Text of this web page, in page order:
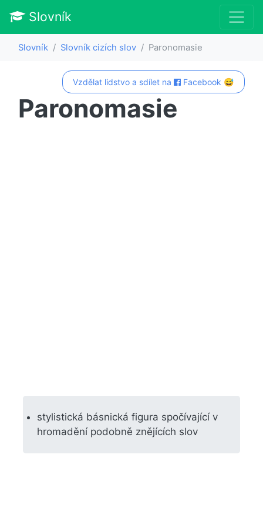
Slovník
Slovník Slovník cizích slov Paronomasie
Vzdělat lidstvo a sdílet na Facebook 😅
Paronomasie
stylistická básnická figura spočívající v
hromadění podobně znějících slov